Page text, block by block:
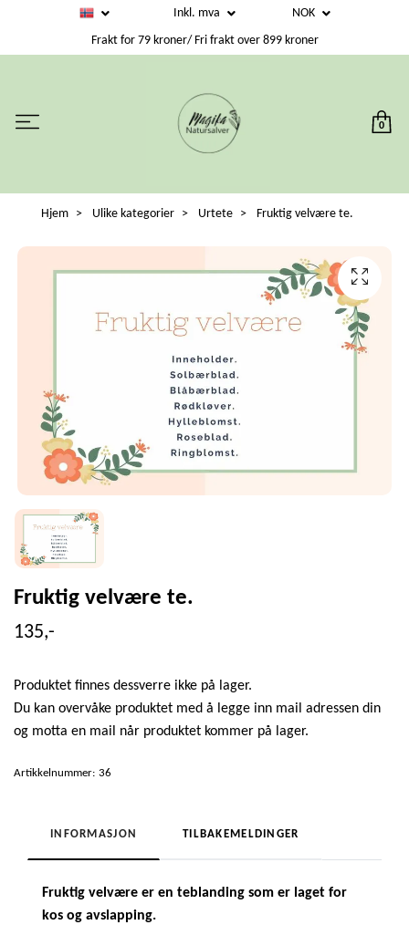
Inkl. mva
NOK
Frakt for 79 kroner/ Fri frakt over 899 kroner
0
Hjem Ulike kategorier Urtete Fruktig velvære te.
Fruktig velvære te.
135,-
Produktet finnes dessverre ikke på lager.
Du kan overvåke produktet med å legge inn mail adressen din
og motta en mail når produktet kommer på lager.
Artikkelnummer: 36
INFORMASJON TILBAKEMELDINGER
Fruktig velvære er en teblanding som er laget for
kos og avslapping.